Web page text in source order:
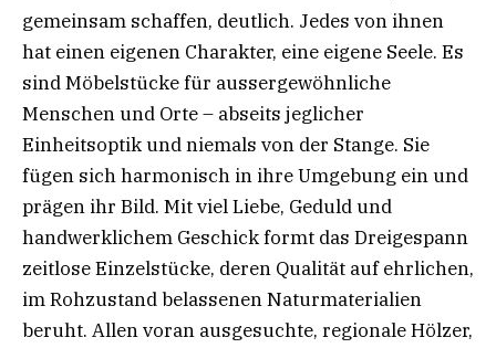
gemeinsam schaffen, deutlich. Jedes von ihnen
hat einen eigenen Charakter, eine eigene Seele. Es
sind Möbelstücke für aussergewöhnliche
Menschen und Orte – abseits jeglicher
Einheitsoptik und niemals von der Stange. Sie
fügen sich harmonisch in ihre Umgebung ein und
prägen ihr Bild. Mit viel Liebe, Geduld und
handwerklichem Geschick formt das Dreigespann
zeitlose Einzelstücke, deren Qualität auf ehrlichen,
im Rohzustand belassenen Naturmaterialien
beruht. Allen voran ausgesuchte, regionale Hölzer,